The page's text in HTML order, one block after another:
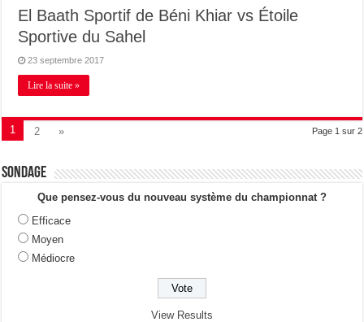
El Baath Sportif de Béni Khiar vs Étoile
Sportive du Sahel
23 septembre 2017
Lire la suite »
Page 1 sur 2
1 2 »
Sondage
Que pensez-vous du nouveau système du championnat ?
Efficace
Moyen
Médiocre
View Results